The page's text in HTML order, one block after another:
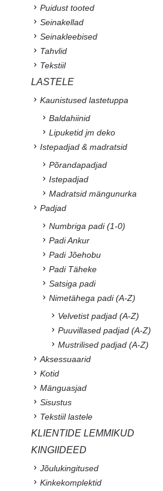
Puidust tooted
Seinakellad
Seinakleebised
Tahvlid
Tekstiil
LASTELE
Kaunistused lastetuppa
Baldahiinid
Lipuketid jm deko
Istepadjad & madratsid
Põrandapadjad
Istepadjad
Madratsid mängunurka
Padjad
Numbriga padi (1-0)
Padi Ankur
Padi Jõehobu
Padi Täheke
Satsiga padi
Nimetähega padi (A-Z)
Velvetist padjad (A-Z)
Puuvillased padjad (A-Z)
Mustrilised padjad (A-Z)
Aksessuaarid
Kotid
Mänguasjad
Sisustus
Tekstiil lastele
KLIENTIDE LEMMIKUD
KINGIIDEED
Jõulukingitused
Kinkekomplektid